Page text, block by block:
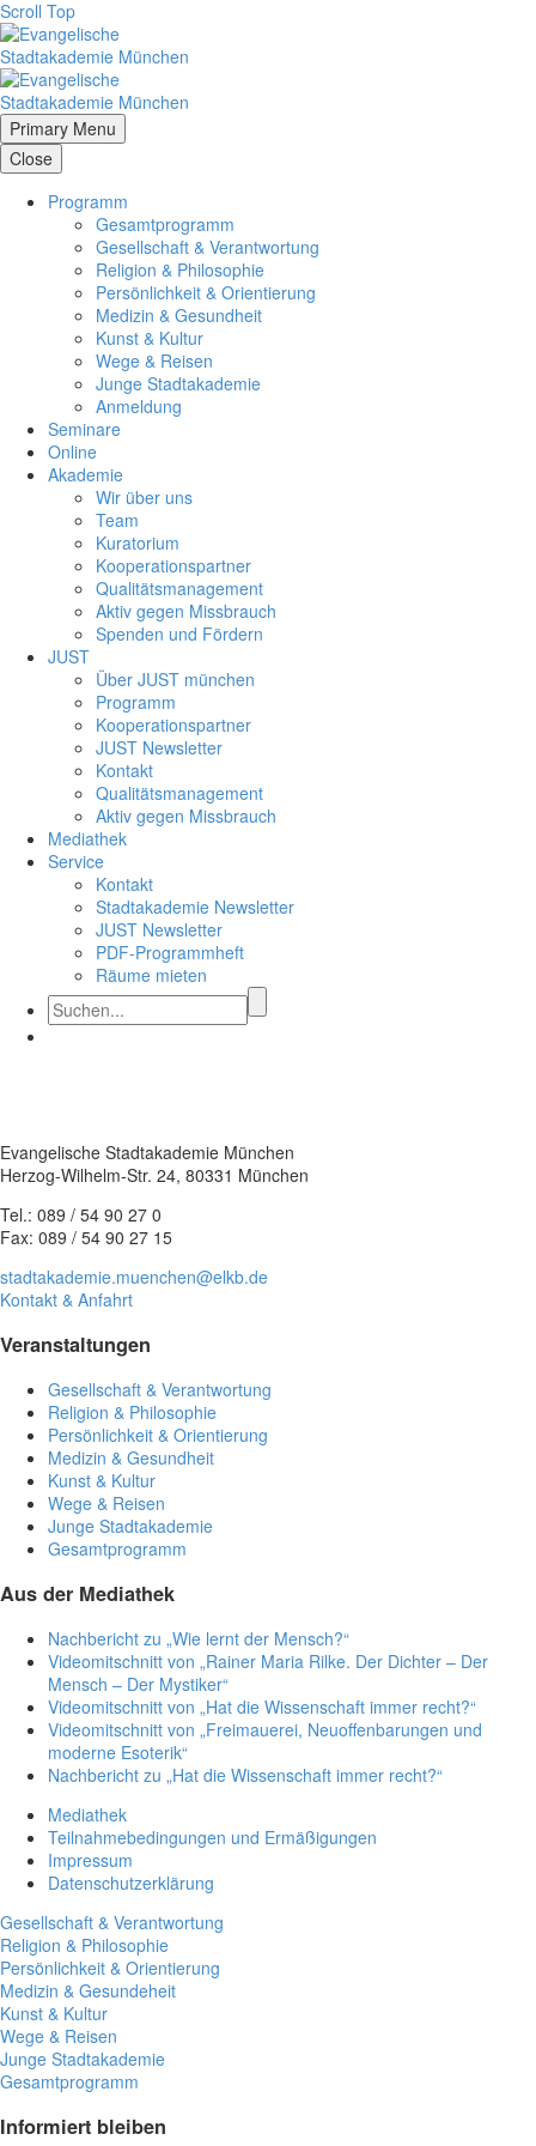
Scroll Top
Primary Menu
Close
Programm
Gesamtprogramm
Gesellschaft & Verantwortung
Religion & Philosophie
Persönlichkeit & Orientierung
Medizin & Gesundheit
Kunst & Kultur
Wege & Reisen
Junge Stadtakademie
Anmeldung
Seminare
Online
Akademie
Wir über uns
Team
Kuratorium
Kooperationspartner
Qualitätsmanagement
Aktiv gegen Missbrauch
Spenden und Fördern
JUST
Über JUST münchen
Programm
Kooperationspartner
JUST Newsletter
Kontakt
Qualitätsmanagement
Aktiv gegen Missbrauch
Mediathek
Service
Kontakt
Stadtakademie Newsletter
JUST Newsletter
PDF-Programmheft
Räume mieten
Evangelische Stadtakademie München
Herzog-Wilhelm-Str. 24, 80331 München
Tel.: 089 / 54 90 27 0
Fax: 089 / 54 90 27 15
stadtakademie.muenchen@elkb.de
Kontakt & Anfahrt
Veranstaltungen
Gesellschaft & Verantwortung
Religion & Philosophie
Persönlichkeit & Orientierung
Medizin & Gesundheit
Kunst & Kultur
Wege & Reisen
Junge Stadtakademie
Gesamtprogramm
Aus der Mediathek
Nachbericht zu „Wie lernt der Mensch?“
Videomitschnitt von „Rainer Maria Rilke. Der Dichter – Der
Mensch – Der Mystiker“
Videomitschnitt von „Hat die Wissenschaft immer recht?“
Videomitschnitt von „Freimauerei, Neuoffenbarungen und
moderne Esoterik“
Nachbericht zu „Hat die Wissenschaft immer recht?“
Mediathek
Teilnahmebedingungen und Ermäßigungen
Impressum
Datenschutzerklärung
Gesellschaft & Verantwortung
Religion & Philosophie
Persönlichkeit & Orientierung
Medizin & Gesundeheit
Kunst & Kultur
Wege & Reisen
Junge Stadtakademie
Gesamtprogramm
Informiert bleiben